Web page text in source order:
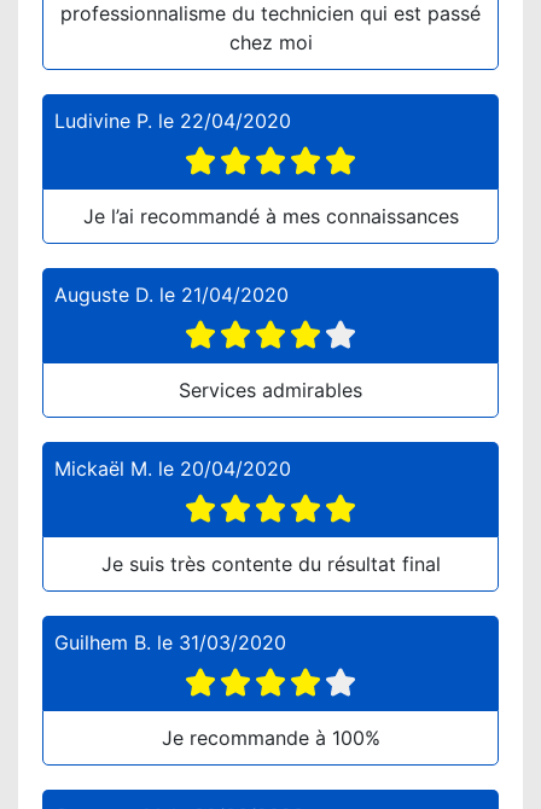
professionnalisme du technicien qui est passé
chez moi
Ludivine P. le 22/04/2020
Je l’ai recommandé à mes connaissances
Auguste D. le 21/04/2020
Services admirables
Mickaël M. le 20/04/2020
Je suis très contente du résultat final
Guilhem B. le 31/03/2020
Je recommande à 100%